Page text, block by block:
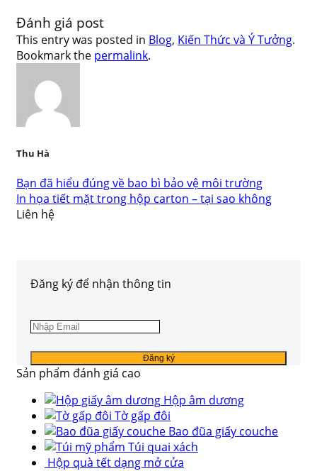
Đánh giá post
This entry was posted in Blog, Kiến Thức và Ý Tưởng.
Bookmark the permalink.
Thu Hà
Bạn đã hiểu đúng về bao bì bảo vệ môi trường
In họa tiết mặt trong hộp carton – tại sao không
Liên hệ
Đăng ký để nhận thông tin
Sản phẩm đánh giá cao
Hộp âm dương
Tờ gấp đôi
Bao đũa giấy couche
Túi quai xách
Hộp quà tết dạng mở cửa